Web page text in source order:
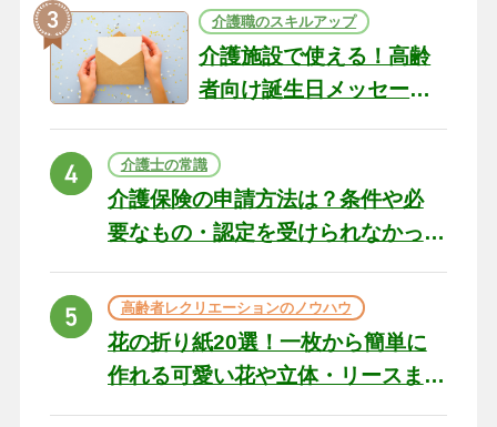
介護職のスキルアップ
介護施設で使える！高齢
者向け誕生日メッセージ
ト
介護士の常識
介護保険の申請方法は？条件や必
要なもの・認定を受けられなかっ
高齢者レクリエーションのノウハウ
花の折り紙20選！一枚から簡単に
作れる可愛い花や立体・リースま